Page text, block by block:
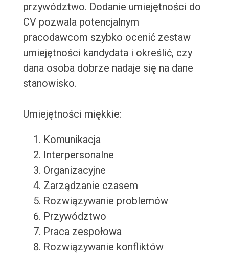
przywództwo. Dodanie umiejętności do
CV pozwala potencjalnym
pracodawcom szybko ocenić zestaw
umiejętności kandydata i określić, czy
dana osoba dobrze nadaje się na dane
stanowisko.
Umiejętności miękkie:
Komunikacja
Interpersonalne
Organizacyjne
Zarządzanie czasem
Rozwiązywanie problemów
Przywództwo
Praca zespołowa
Rozwiązywanie konfliktów